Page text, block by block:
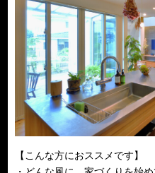
【こんな方におススメです】